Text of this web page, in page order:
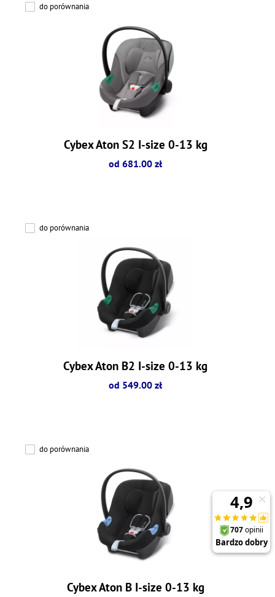
do porównania
Cybex Aton S2 I-size 0-13 kg
od 681.00 zł
do porównania
Cybex Aton B2 I-size 0-13 kg
od 549.00 zł
do porównania
Cybex Aton B I-size 0-13 kg